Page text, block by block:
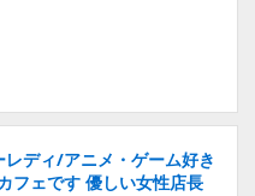
ディ/アニメ・ゲーム好き
フェです 優しい女性店長